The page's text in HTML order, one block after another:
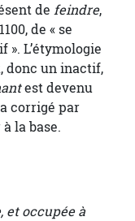
de feindre,
de « se
L’étymologie
donc un inactif,
est devenu
corrigé par
la base.
et occupée à